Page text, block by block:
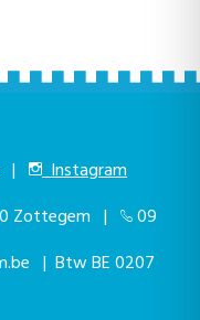
|
Instagram
Zottegem |
09
| Btw BE 0207